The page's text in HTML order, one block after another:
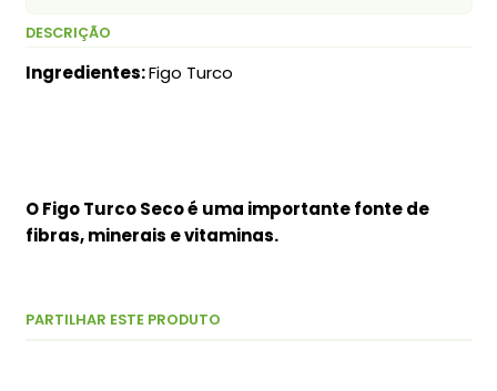
DESCRIÇÃO
Ingredientes:Figo Turco
O Figo Turco Seco é uma importante fonte de
fibras, minerais e vitaminas.
PARTILHAR ESTE PRODUTO